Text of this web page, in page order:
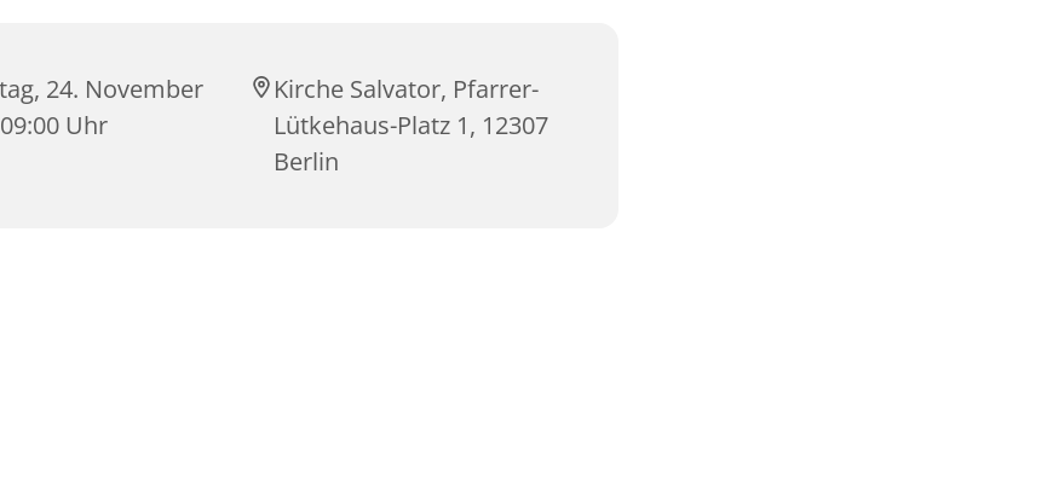
24. November
Uhr
Kirche Salvator, Pfarrer-
Lütkehaus-Platz 1, 12307
Berlin